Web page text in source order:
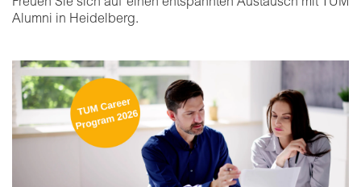
Freuen Sie sich auf einen entspannten Austausch mit TUM
Alumni in Heidelberg.